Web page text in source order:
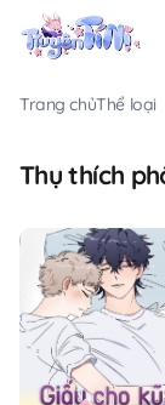
Trang chủThể loại
Thụ thích